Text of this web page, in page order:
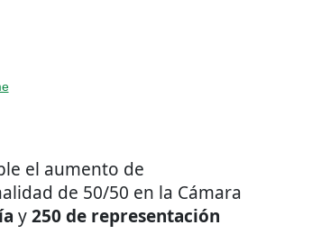
el aumento de
de 50/50 en la Cámara
y250 de representación